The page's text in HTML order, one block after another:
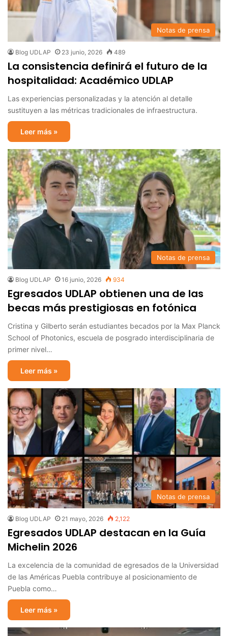
Notas de prensa
Blog UDLAP 23 junio, 2026 489
La consistencia definirá el futuro de la
hospitalidad: Académico UDLAP
Las experiencias personalizadas y la atención al detalle
sustituyen a las métricas tradicionales de infraestructura.
Leer más »
Notas de prensa
Blog UDLAP 16 junio, 2026 934
Egresados UDLAP obtienen una de las
becas más prestigiosas en fotónica
Cristina y Gilberto serán estudiantes becados por la Max Planck
School of Photonics, escuela de posgrado interdisciplinaria de
primer nivel…
Leer más »
Notas de prensa
Blog UDLAP 21 mayo, 2026 2,122
Egresados UDLAP destacan en la Guía
Michelin 2026
La excelencia de la comunidad de egresados de la Universidad
de las Américas Puebla contribuye al posicionamiento de
Puebla como…
Leer más »